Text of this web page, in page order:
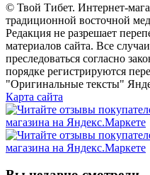
© Твой Тибет. Интернет-
традиционной восточной
Редакция не разрешает
материалов сайта. Все
преследоваться согласно
порядке регистрируются
"Оригинальные тексты"
Карта сайта